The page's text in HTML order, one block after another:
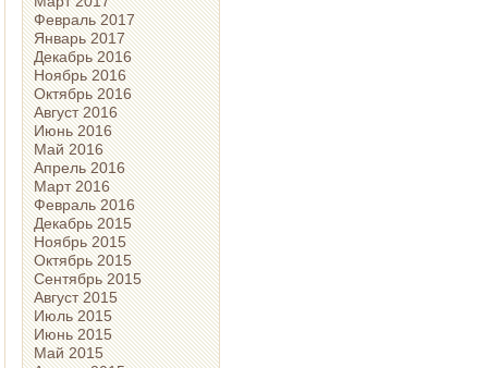
Февраль 2017
Январь 2017
Декабрь 2016
Ноябрь 2016
Октябрь 2016
Август 2016
Июнь 2016
Май 2016
Апрель 2016
Март 2016
Февраль 2016
Декабрь 2015
Ноябрь 2015
Октябрь 2015
Сентябрь 2015
Август 2015
Июль 2015
Июнь 2015
Май 2015